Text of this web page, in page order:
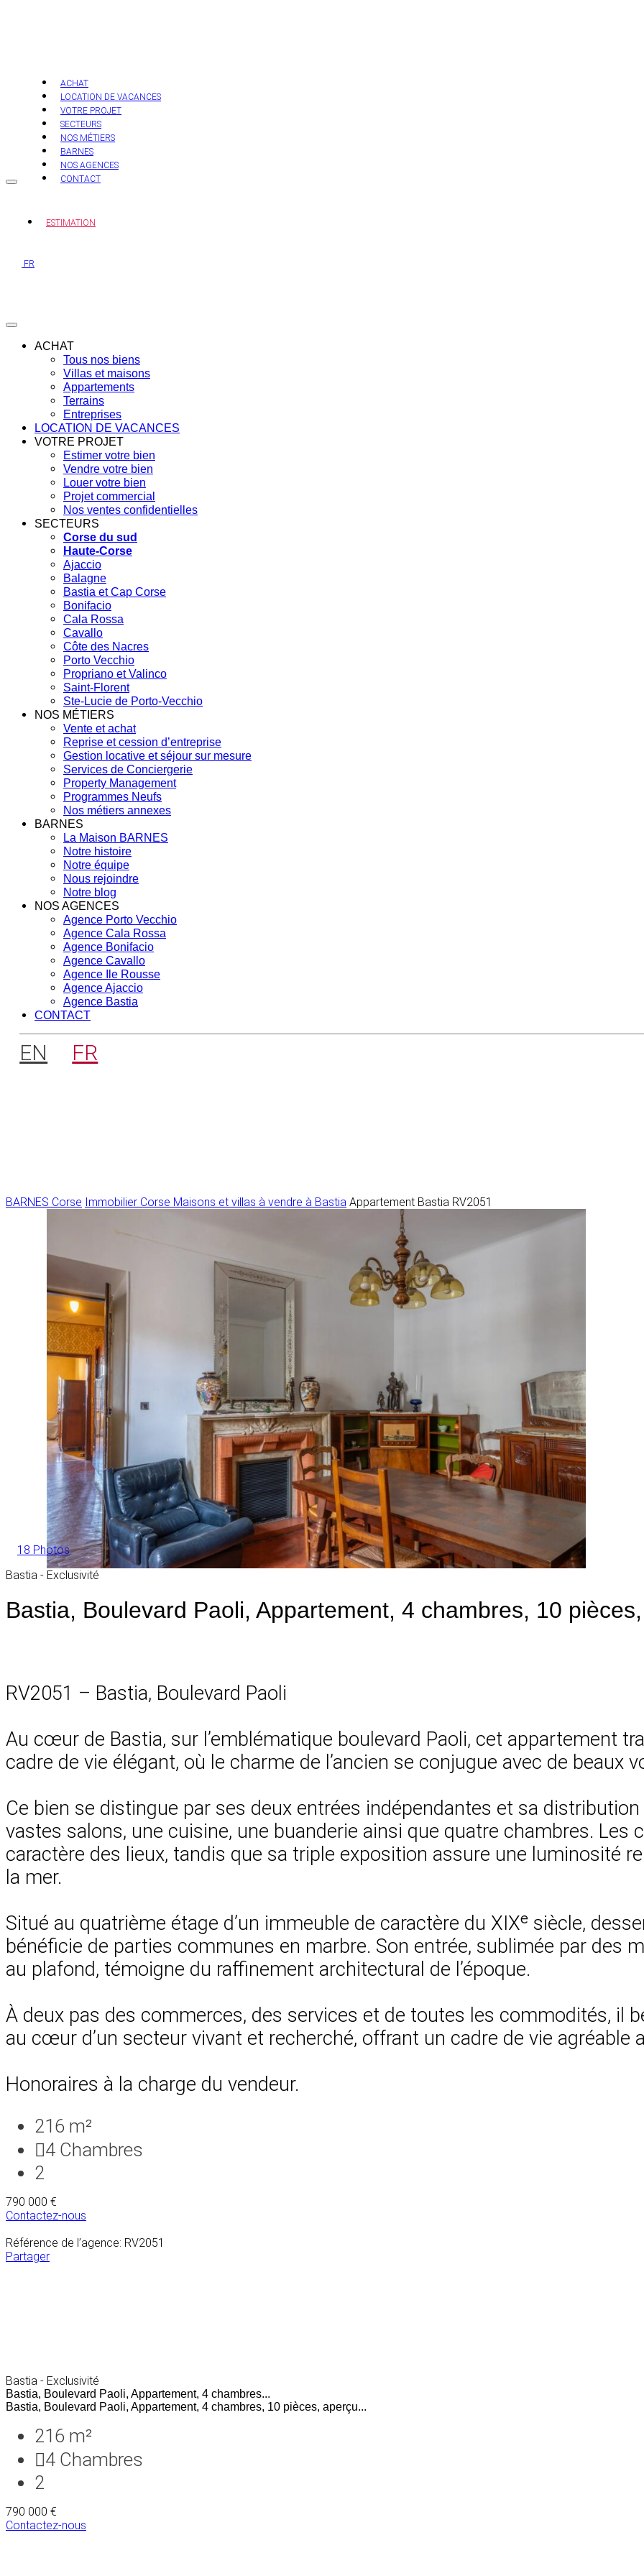
ACHAT
LOCATION DE VACANCES
VOTRE PROJET
SECTEURS
NOS MÉTIERS
BARNES
NOS AGENCES
CONTACT
ESTIMATION
FR
ACHAT
Tous nos biens
Villas et maisons
Appartements
Terrains
Entreprises
LOCATION DE VACANCES
VOTRE PROJET
Estimer votre bien
Vendre votre bien
Louer votre bien
Projet commercial
Nos ventes confidentielles
SECTEURS
Corse du sud
Haute-Corse
Ajaccio
Balagne
Bastia et Cap Corse
Bonifacio
Cala Rossa
Cavallo
Côte des Nacres
Porto Vecchio
Propriano et Valinco
Saint-Florent
Ste-Lucie de Porto-Vecchio
NOS MÉTIERS
Vente et achat
Reprise et cession d’entreprise
Gestion locative et séjour sur mesure
Services de Conciergerie
Property Management
Programmes Neufs
Nos métiers annexes
BARNES
La Maison BARNES
Notre histoire
Notre équipe
Nous rejoindre
Notre blog
NOS AGENCES
Agence Porto Vecchio
Agence Cala Rossa
Agence Bonifacio
Agence Cavallo
Agence Ile Rousse
Agence Ajaccio
Agence Bastia
CONTACT
EN FR
BARNES Corse Immobilier Corse Maisons et villas à vendre à Bastia Appartement Bastia RV2051
18 Photos
Bastia - Exclusivité
Bastia, Boulevard Paoli, Appartement, 4 chambres, 10
RV2051 – Bastia, Boulevard Paoli
Au cœur de Bastia, sur l’emblématique boulevard Paoli, cet appartement
cadre de vie élégant, où le charme de l’ancien se conjugue avec de beaux
Ce bien se distingue par ses deux entrées indépendantes et sa
vastes salons, une cuisine, une buanderie ainsi que quatre chambres. Les
caractère des lieux, tandis que sa triple exposition assure une luminosité
la mer.
Situé au quatrième étage d’un immeuble de caractère du XIXᵉ siècle,
bénéficie de parties communes en marbre. Son entrée, sublimée par des
au plafond, témoigne du raffinement architectural de l’époque.
À deux pas des commerces, des services et de toutes les commodités, il
au cœur d’un secteur vivant et recherché, offrant un cadre de vie agréable
Honoraires à la charge du vendeur.
216 m²
4 Chambres
2
790 000 €
Contactez-nous
Référence de l’agence: RV2051
Partager
Bastia - Exclusivité
Bastia, Boulevard Paoli, Appartement, 4 chambres...
Bastia, Boulevard Paoli, Appartement, 4 chambres, 10 pièces, aperçu...
216 m²
4 Chambres
2
790 000 €
Contactez-nous